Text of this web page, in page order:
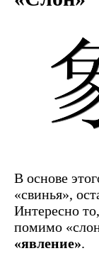
В основе
«свинья»,
Интересно
помимо
«явление».